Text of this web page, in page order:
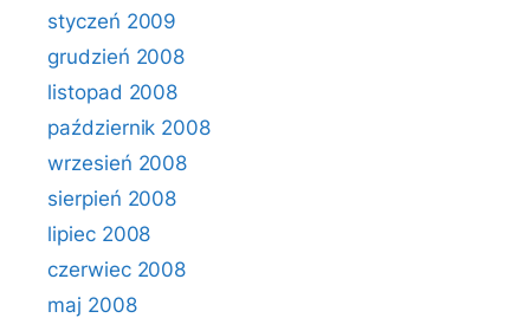
styczeń 2009
grudzień 2008
listopad 2008
październik 2008
wrzesień 2008
sierpień 2008
lipiec 2008
czerwiec 2008
maj 2008